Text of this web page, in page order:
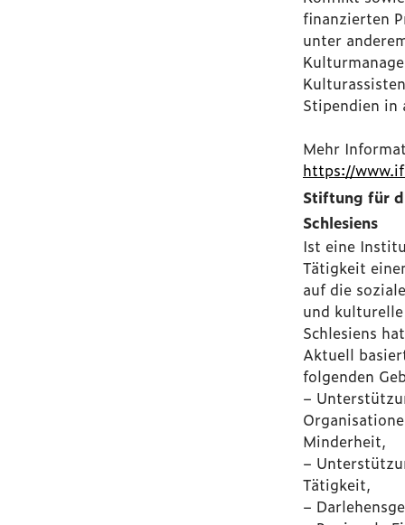
finanzierten
unter
Stipendien in
Mehr
https://
Stiftung für
Schlesiens
Ist eine
Tätigkeit
auf die
und
Schlesiens
Aktuell
folgenden
–
Minderheit,
–
Tätigkeit,
–